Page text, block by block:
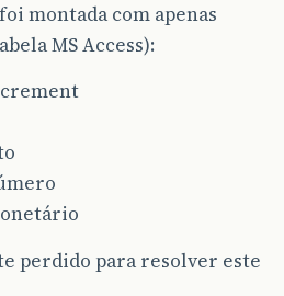
montada com apenas
MS Access):
perdido para resolver este